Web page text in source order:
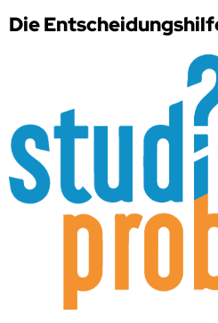
Die